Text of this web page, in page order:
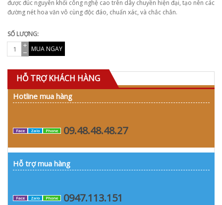
được đúc nguyên khối công nghệ cao trên dây chuyền hiện đại, tạo nên các
đường nét hoa văn vô cùng độc đáo, chuẩn xác, và chắc chắn.
SỐ LƯỢNG:
MUA NGAY
HỖ TRỢ KHÁCH HÀNG
Hotline mua hàng
Face Zalo Phone 09.48.48.48.27
Hỗ trợ mua hàng
Face Zalo Phone 0947.113.151